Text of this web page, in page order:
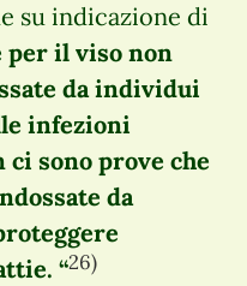
su indicazione di
per il viso non
da individui
infezioni
sono prove che
da
“26)